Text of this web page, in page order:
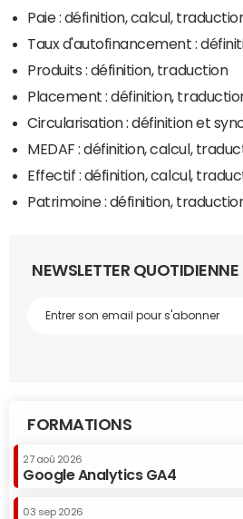
Paie : définition, calcul,
Taux d'autofinancement :
Produits : définition, traduction
Placement : définition,
Circularisation : définition et
MEDAF : définition, calcul,
Effectif : définition, calcul,
Patrimoine : définition,
NEWSLETTER QUOTIDIENNE
FORMATIONS
27 aoû 2026
Google Analytics GA4
03 sep 2026